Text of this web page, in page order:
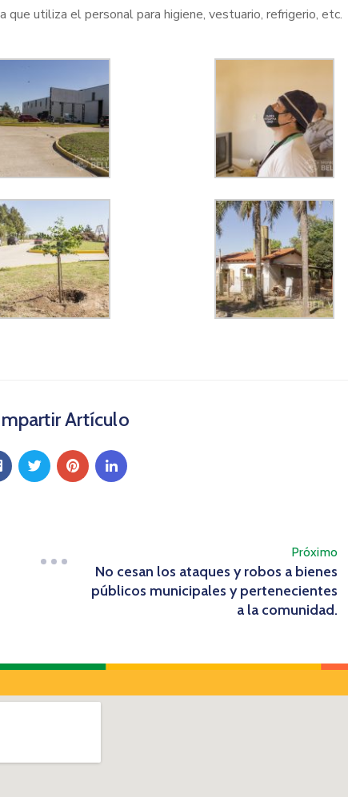
que utiliza el personal para higiene, vestuario, refrigerio, etc.
Artículo
Próximo
No cesan los ataques y robos a bienes
públicos municipales y pertenecientes
a la comunidad.